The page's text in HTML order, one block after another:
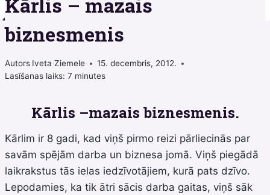
Kārlis – mazais
biznesmenis
Autors Iveta Ziemele
15. decembris, 2012.
Lasīšanas laiks: 7 minutes
Kārlis –mazais biznesmenis.
Kārlim ir 8 gadi, kad viņš pirmo reizi pārliecinās par
savām spējām darba un biznesa jomā. Viņš piegādā
laikrakstus tās ielas iedzīvotājiem, kurā pats dzīvo.
Lepodamies, ka tik ātri sācis darba gaitas, viņš sāk